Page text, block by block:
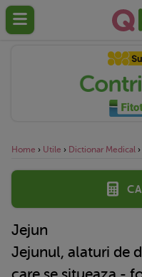
Home › Utile › Dictionar Medical ›
Jejun
Jejunul, alaturi de